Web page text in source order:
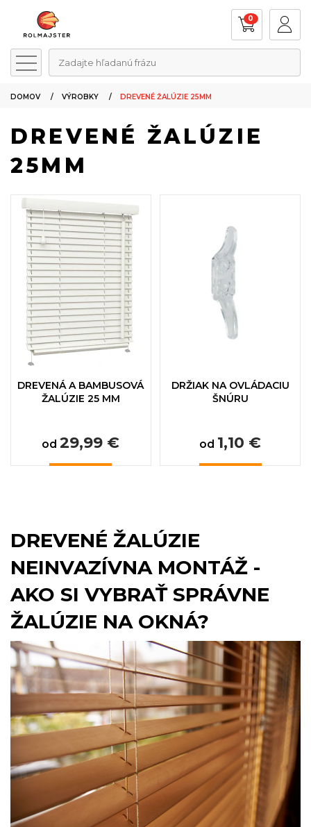
Zadajte hľadanú frázu
0
DOMOV VÝROBKY DREVENÉ ŽALÚZIE 25MM
DREVENÉ ŽALÚZIE
25MM
DREVENÁ A BAMBUSOVÁ
ŽALÚZIE 25 MM
od 29,99 €
DRŽIAK NA OVLÁDACIU
ŠNÚRU
od 1,10 €
DREVENÉ ŽALÚZIE
NEINVAZÍVNA MONTÁŽ -
AKO SI VYBRAŤ SPRÁVNE
ŽALÚZIE NA OKNÁ?